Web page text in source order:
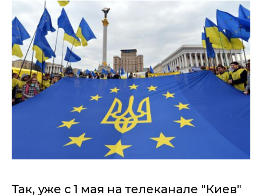
Так, уже с 1 мая на телеканале "Киев"